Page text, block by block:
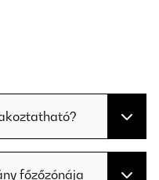
főzőzónája